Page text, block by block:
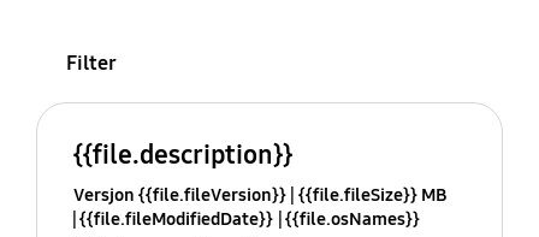
Filter
{{file.description}}
Versjon {{file.fileVersion}} {{file.fileSize}} MB
{{file.fileModifiedDate}} {{file.osNames}}